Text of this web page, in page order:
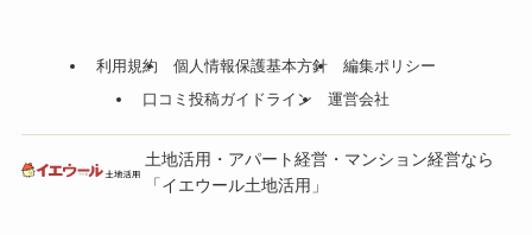
利用規約 個人情報保護基本方針
編集ポリシー
口コミ投稿ガイドライン
運営会社
土地活用・アパート経営・マンション経営なら
「イエウール土地活用」